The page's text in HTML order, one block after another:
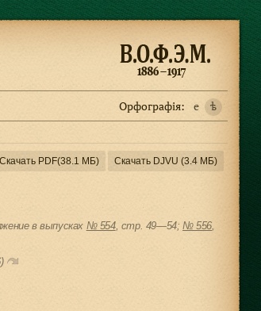
Орфографiя: e ѣ
Скачать PDF(38.1 МБ) Скачать DJVU (3.4 МБ)
в выпусках № 554, cтр. 49—54;№ 556,